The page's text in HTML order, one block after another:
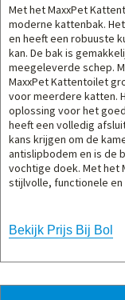
Met het MaxxPet
moderne kattenbak.
en heeft een robuuste
kan. De bak is
meegeleverde schep.
MaxxPet Kattentoilet
voor meerdere katten.
oplossing voor het
heeft een volledig
kans krijgen om de
antislipbodem en is de
vochtige doek. Met het
stijlvolle, functionele
Bekijk Prijs Bij Bol